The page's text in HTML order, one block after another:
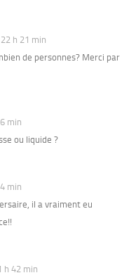
h 21 min
de personnes? Merci par
min
ou liquide ?
min
il a vraiment eu
h 42 min